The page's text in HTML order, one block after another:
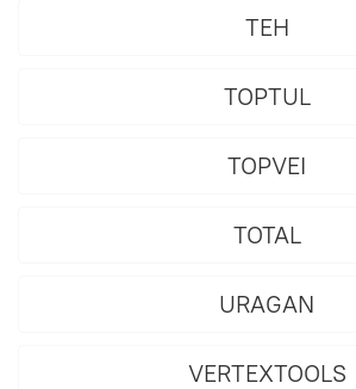
TEH
TOPTUL
TOPVEI
TOTAL
URAGAN
VERTEXTOOLS